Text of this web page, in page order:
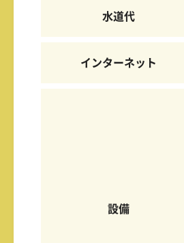
水道代
インターネット
設備